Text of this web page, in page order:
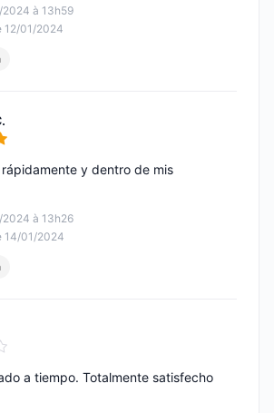
à 13h59
12/01/2024
à 13h26
14/01/2024
y dentro de mis
a tiempo. Totalmente satisfecho